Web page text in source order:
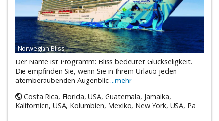
Norwegian Bliss
Der Name ist Programm: Bliss bedeutet Glückseligkeit.
Die empfinden Sie, wenn Sie in Ihrem Urlaub jeden
atemberaubenden Augenblic ...mehr
Costa Rica, Florida, USA, Guatemala, Jamaika,
Kalifornien, USA, Kolumbien, Mexiko, New York, USA, Pa